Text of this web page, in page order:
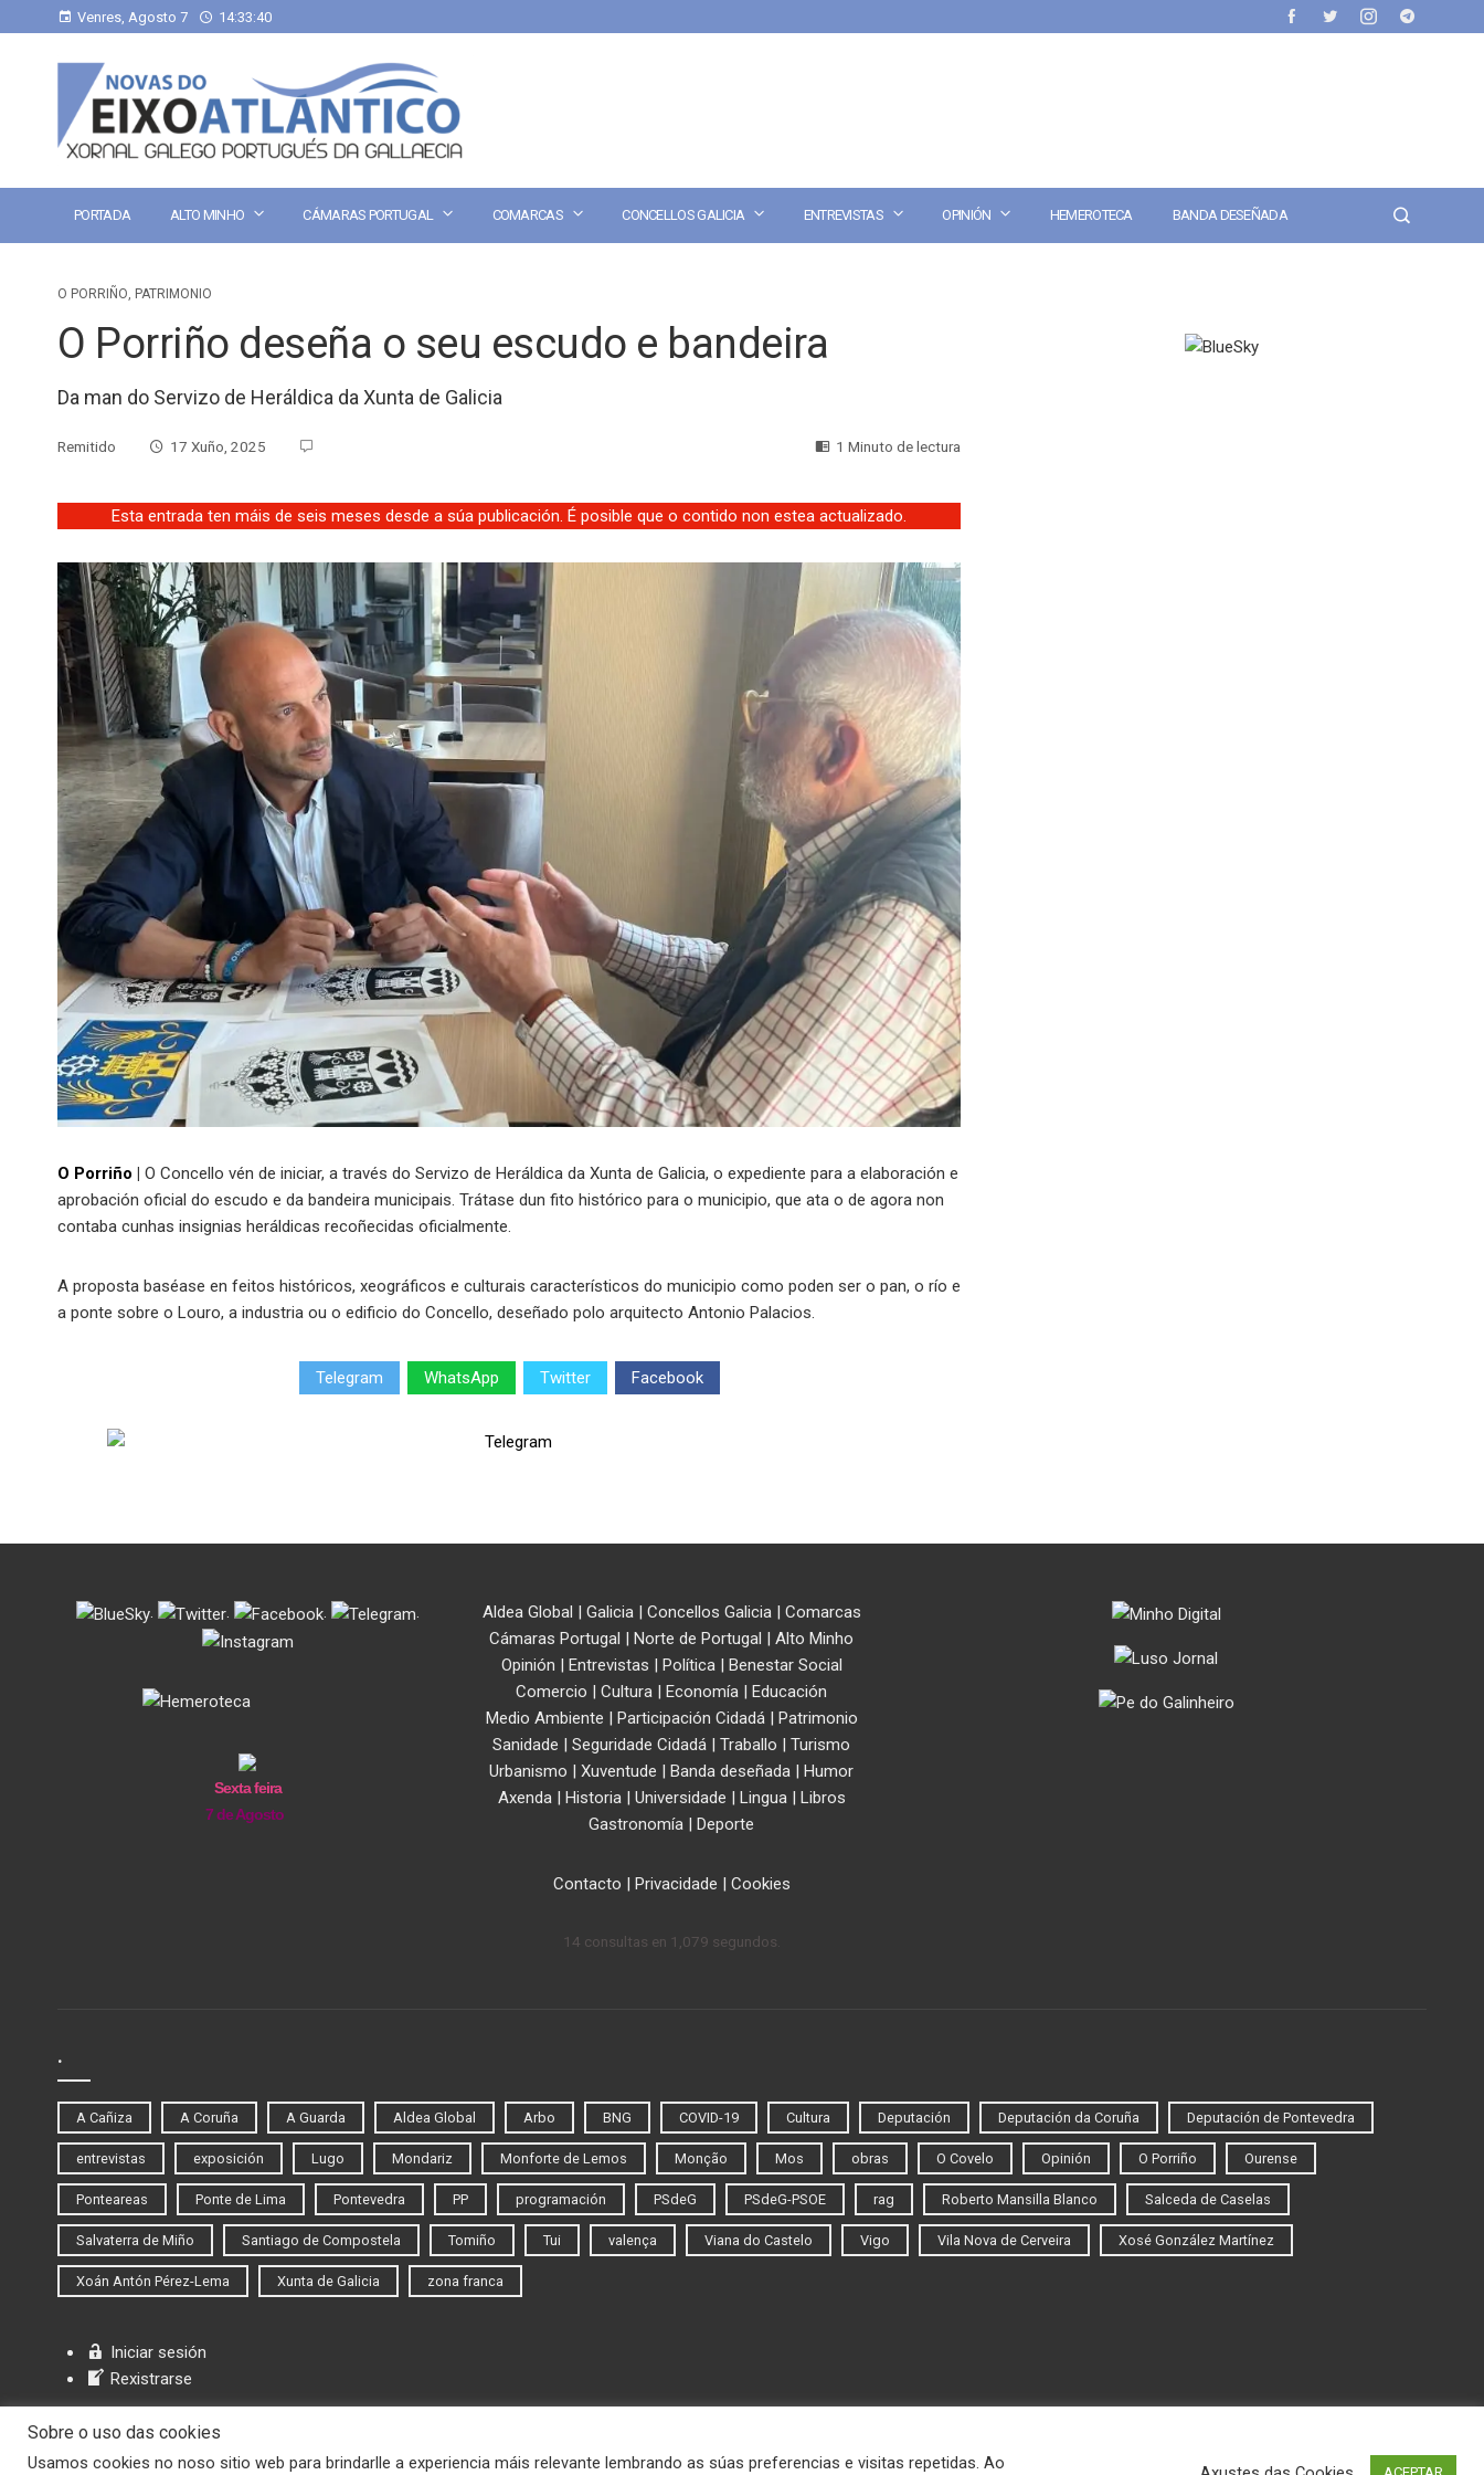
Venres, Agosto 7 14:33:41
PORTADA ALTO MINHO CÁMARAS PORTUGAL COMARCAS CONCELLOS GALICIA ENTREVISTAS OPINIÓN HEMEROTECA BANDA DESEÑADA
O PORRIÑO, PATRIMONIO
O Porriño deseña o seu escudo e bandeira
Da man do Servizo de Heráldica da Xunta de Galicia
Remitido 17 Xuño, 2025 1 Minuto de lectura
Esta entrada ten máis de seis meses desde a súa publicación. É posible que o contido non estea actualizado.
O Porriño
O Concello vén de iniciar, a través do Servizo de Heráldica da Xunta de Galicia, o expediente para a elaboración e
aprobación oficial do escudo e da bandeira municipais. Trátase dun fito histórico para o municipio, que ata o de agora non
contaba cunhas insignias heráldicas recoñecidas oficialmente.
A proposta baséase en feitos históricos, xeográficos e culturais característicos do municipio como poden ser o pan, o río e
a ponte sobre o Louro, a industria ou o edificio do Concello, deseñado polo arquitecto Antonio Palacios.
Telegram WhatsApp Twitter Facebook
. . . .
Sexta feira
7 de Agosto
Aldea Global Galicia| Concellos Galicia| Comarcas
Cámaras Portugal
Norte de Portugal
Alto Minho
Opinión
Entrevistas Política|
Benestar Social
Comercio
Cultura Economía
Educación
Medio Ambiente
Participación Cidadá|
Patrimonio
Sanidade
Seguridade Cidadá Traballo
Turismo
Urbanismo
Xuventude Banda deseñada
Humor
Axenda| Historia| Universidade Lingua|
Libros
Gastronomía
Deporte
Contacto Privacidade Cookies
14 consultas en 1,079 segundos.
.
A Cañiza A Coruña A Guarda Aldea Global Arbo BNG COVID-19 Cultura Deputación Deputación da Coruña Deputación de Pontevedra
entrevistas exposición Lugo Mondariz Monforte de Lemos Monção Mos obras O Covelo Opinión O Porriño Ourense
Ponteareas Ponte de Lima Pontevedra PP programación PSdeG PSdeG-PSOE rag Roberto Mansilla Blanco Salceda de Caselas
Salvaterra de Miño Santiago de Compostela Tomiño Tui valença Viana do Castelo Vigo Vila Nova de Cerveira Xosé González Martínez
Xoán Antón Pérez-Lema Xunta de Galicia zona franca
Iniciar sesión
Rexistrarse
Sobre o uso das cookies
Usamos cookies no noso sitio web para brindarlle a experiencia máis relevante lembrando as súas preferencias e visitas repetidas. Ao